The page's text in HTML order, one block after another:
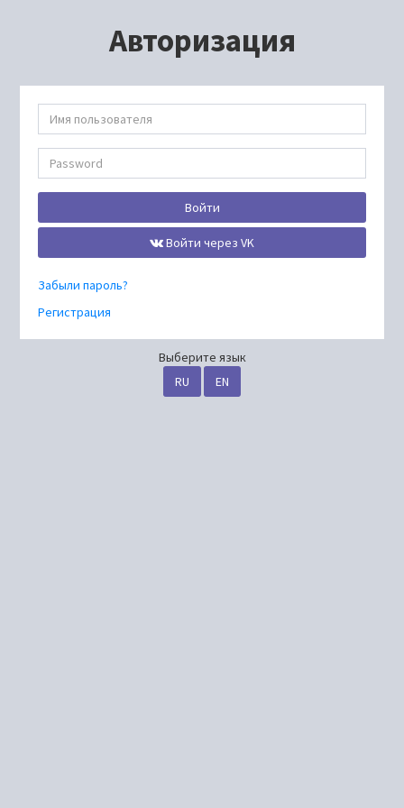
Авторизация
Войти
Войти через VK
Забыли пароль?
Регистрация
Выберите язык